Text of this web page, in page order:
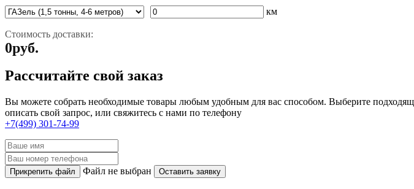
км
Стоимость доставки:
0руб.
Рассчитайте свой заказ
Вы можете собрать необходимые товары любым удобным для вас способом. Выберите
описать свой запрос, или свяжитесь с нами по телефону
+7(499) 301-74-99
Прикрепить файл Файл не выбран Оставить заявку